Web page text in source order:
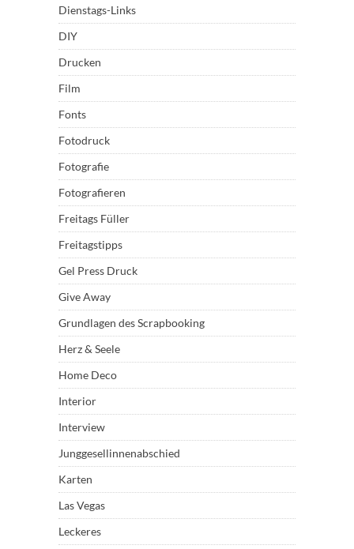
Dienstags-Links
DIY
Drucken
Film
Fonts
Fotodruck
Fotografie
Fotografieren
Freitags Füller
Freitagstipps
Gel Press Druck
Give Away
Grundlagen des Scrapbooking
Herz & Seele
Home Deco
Interior
Interview
Junggesellinnenabschied
Karten
Las Vegas
Leckeres